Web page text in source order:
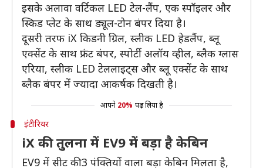
इसके अलावा वर्टिकल LED टेल-लैंप, एक स्पॉइलर और
स्किड प्लेट के साथ ड्यूल-टोन बंपर दिया है।
दूसरी तरफ iX किडनी ग्रिल, स्लीक LED हेडलैंप, ब्लू
एक्सेंट के साथ फ्रंट बंपर, स्पोर्टी अलॉय व्हील, ब्लैक ग्लास
एरिया, स्लीक LED टेललाइट्स और ब्लू एक्सेंट के साथ
ब्लैक बंपर में ज्यादा आकर्षक दिखती है।
आपने 20% पढ़ लिया है
इंटीरियर
iX की तुलना में EV9 में बड़ा है केबिन
EV9 में सीट की 3 पंक्तियों वाला बड़ा केबिन मिलता है,